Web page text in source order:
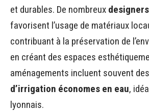
et durables. De nombreux
favorisent l’usage de matériaux
contribuant à la préservation de
en créant des espaces
aménagements incluent souvent des
d’irrigation économes en eau,
lyonnais.